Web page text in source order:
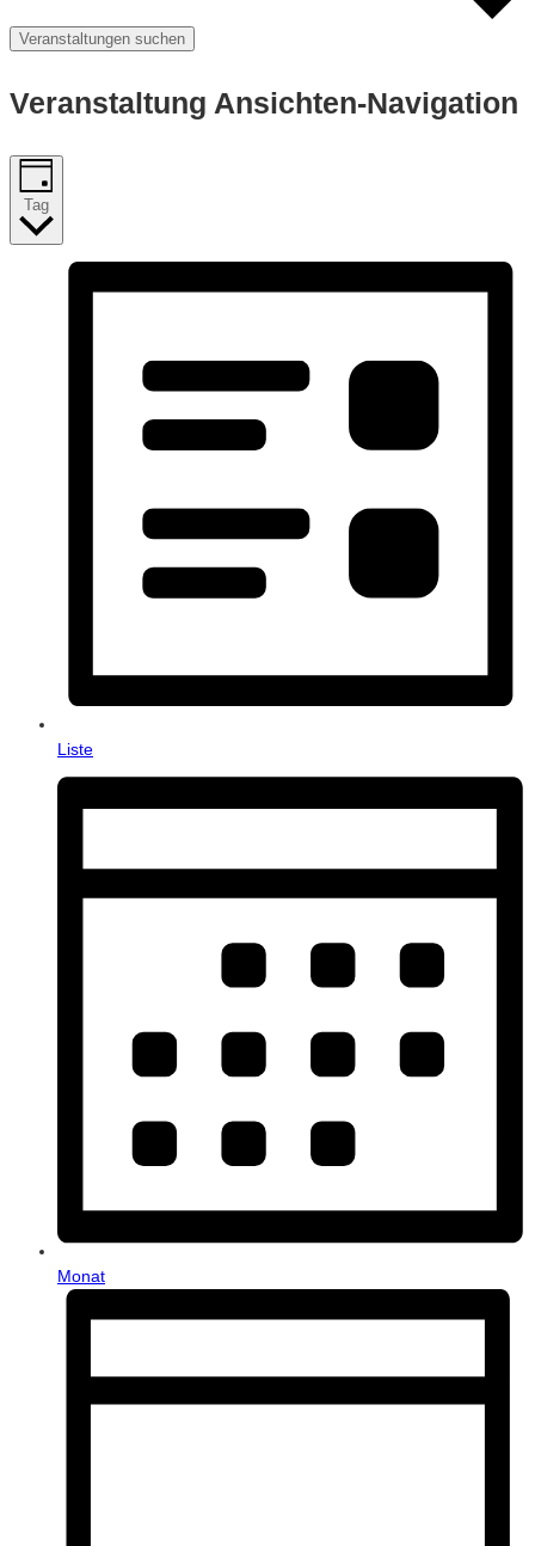
Veranstaltungen suchen
Veranstaltung Ansichten-Navigation
Tag
Liste
Monat